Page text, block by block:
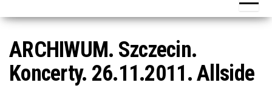
a
w
a
ARCHIWUM. Szczecin.
Koncerty. 26.11.2011. Allside